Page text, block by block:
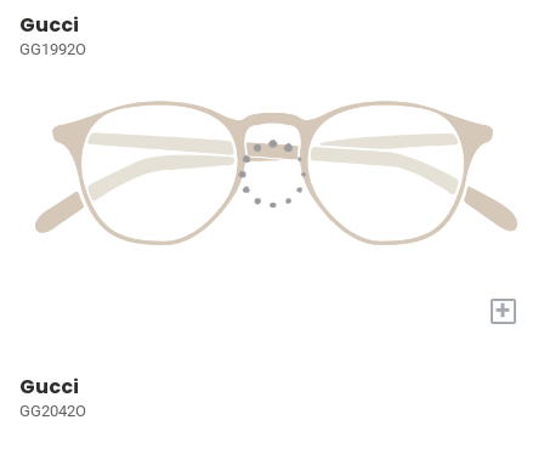
Gucci
GG1992O
+
Gucci
GG2042O